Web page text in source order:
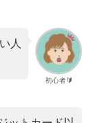
初心者🔰
人